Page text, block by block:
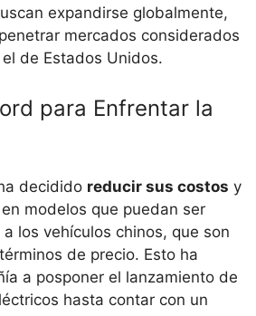
expandirse globalmente,
mercados considerados
de Estados Unidos.
para Enfrentar la
decidido reducir sus costos y
modelos que puedan ser
los vehículos chinos, que son
de precio. Esto ha
a posponer el lanzamiento de
hasta contar con un